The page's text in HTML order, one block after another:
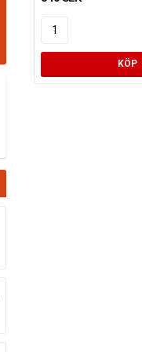
KÖP